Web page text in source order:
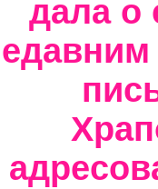
дала о